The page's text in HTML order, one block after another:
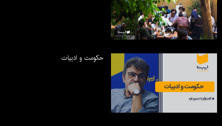
حکومت و ادبیات